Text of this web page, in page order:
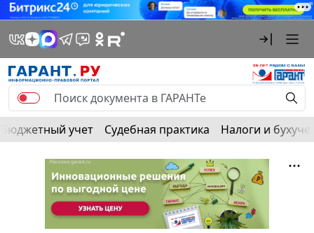
Бюджетный учет Судебная практика Налоги и